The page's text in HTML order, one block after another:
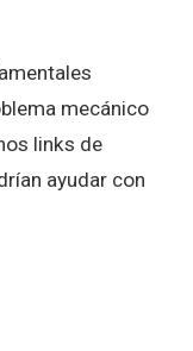
mecánico
links de
ayudar con